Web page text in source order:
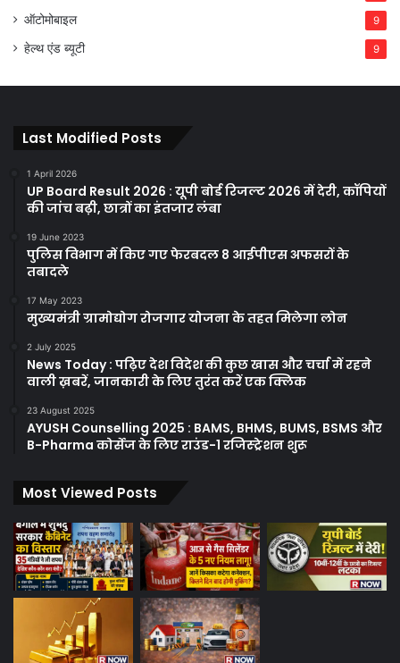
ऑटोमोबाइल 9
हेल्थ एंड ब्यूटी 9
Last Modified Posts
1 April 2026
UP Board Result 2026 : यूपी बोर्ड रिजल्ट 2026 में देरी, कॉपियों
की जांच बढ़ी, छात्रों का इंतजार लंबा
19 June 2023
पुलिस विभाग में किए गए फेरबदल 8 आईपीएस अफसरों के
तबादले
17 May 2023
मुख्यमंत्री ग्रामोद्योग रोजगार योजना के तहत मिलेगा लोन
2 July 2025
News Today : पढ़िए देश विदेश की कुछ खास और चर्चा में रहने
वाली ख़बरें, जानकारी के लिए तुरंत करें एक क्लिक
23 August 2025
AYUSH Counselling 2025 : BAMS, BHMS, BUMS, BSMS और
B-Pharma कोर्सेज के लिए राउंड-1 रजिस्ट्रेशन शुरू
Most Viewed Posts